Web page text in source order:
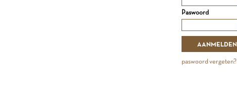
Paswoord
paswoord vergeten?